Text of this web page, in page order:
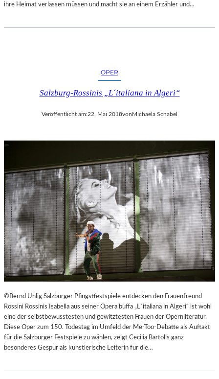
ihre Heimat verlassen müssen und macht sie an einem Erzähler und…
OPER
Salzburg-Rossinis „L´italiana in Algeri“
Veröffentlicht am:22. Mai 2018vonMichaela Schabel
©Bernd Uhlig Salzburger Pfingstfestspiele entdecken den Frauenfreund
Rossini Rossinis Isabella aus seiner Opera buffa „L´italiana in Algeri“ ist wohl
eine der selbstbewusstesten und gewitztesten Frauen der Opernliteratur.
Diese Oper zum 150. Todestag im Umfeld der Me-Too-Debatte als Auftakt
für die Salzburger Festspiele zu wählen, zeigt Cecilia Bartolis ganz
besonderes Gespür als künstlerische Leiterin für die…